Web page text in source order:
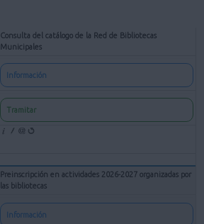
Consulta del catálogo de la Red de Bibliotecas
Municipales
Información
Tramitar
Preinscripción en actividades 2026-2027 organizadas por
las bibliotecas
Información